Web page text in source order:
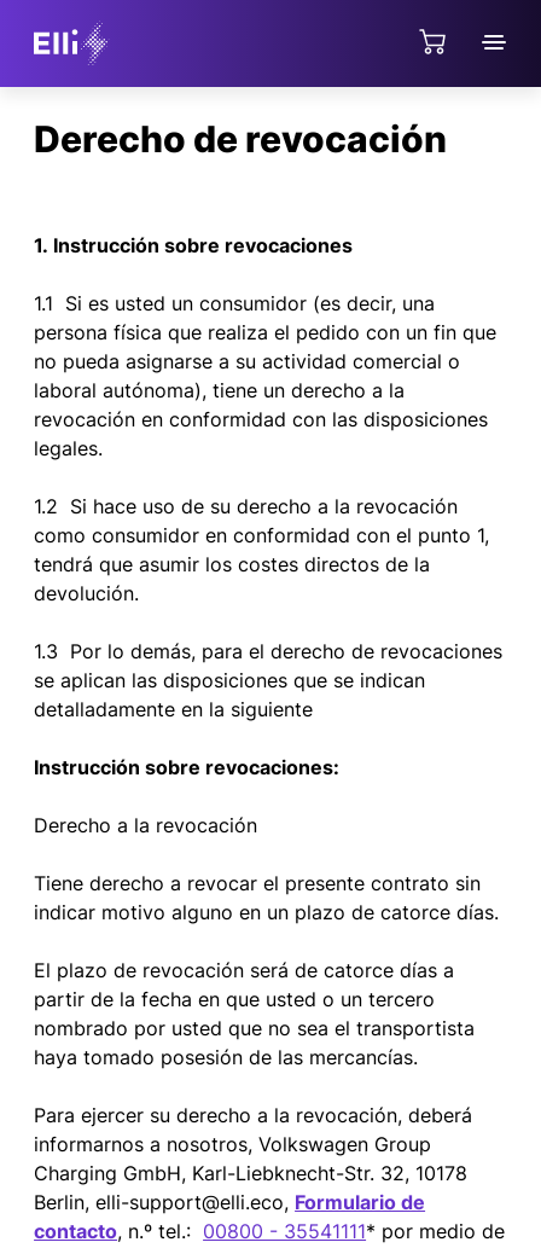
Derecho de revocación
1. Instrucción sobre revocaciones
1.1 Si es usted un consumidor (es decir, una
persona física que realiza el pedido con un fin que
no pueda asignarse a su actividad comercial o
laboral autónoma), tiene un derecho a la
revocación en conformidad con las disposiciones
legales.
1.2 Si hace uso de su derecho a la revocación
como consumidor en conformidad con el punto 1,
tendrá que asumir los costes directos de la
devolución.
1.3 Por lo demás, para el derecho de revocaciones
se aplican las disposiciones que se indican
detalladamente en la siguiente
Instrucción sobre revocaciones:
Derecho a la revocación
Tiene derecho a revocar el presente contrato sin
indicar motivo alguno en un plazo de catorce días.
El plazo de revocación será de catorce días a
partir de la fecha en que usted o un tercero
nombrado por usted que no sea el transportista
haya tomado posesión de las mercancías.
Para ejercer su derecho a la revocación, deberá
informarnos a nosotros, Volkswagen Group
Charging GmbH, Karl-Liebknecht-Str. 32, 10178
Berlin, elli-support@elli.eco, Formulario de
contacto, n.º tel.: 00800 - 35541111* por medio de